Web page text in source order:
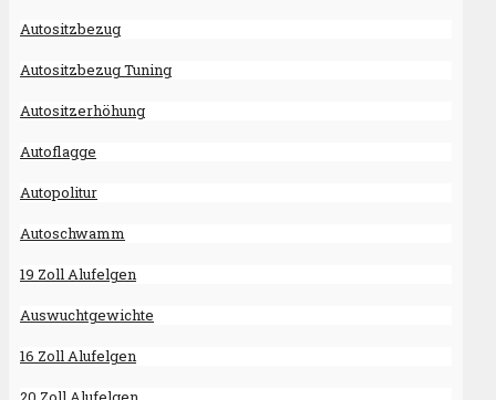
Autositzbezug
Autositzbezug Tuning
Autositzerhöhung
Autoflagge
Autopolitur
Autoschwamm
19 Zoll Alufelgen
Auswuchtgewichte
16 Zoll Alufelgen